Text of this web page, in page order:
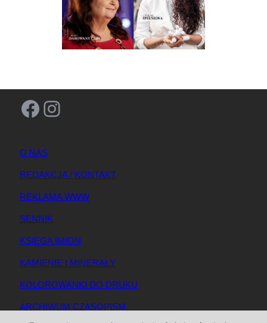
Facebook Instagram
O NAS
REDAKCJA / KONTAKT
REKLAMA WWW
SENNIK
KSIĘGA IMION
KAMIENIE I MINERAŁY
KOLOROWANKI DO DRUKU
ARCHIWUM CZASOPISM